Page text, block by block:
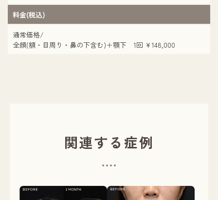
料金(税込)
通常価格/
全顔(額・目周り・鼻の下含む)＋顎下 1回 ¥148,000
関連する症例